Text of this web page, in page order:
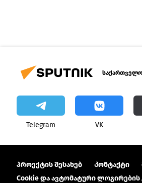
საქართველო
Telegram VK
პროექტის შესახებ Კონტაქტი
Cookie და ავტომატური ლოგირების